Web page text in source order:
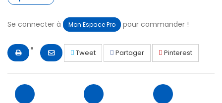
Se connecter à Mon Espace Pro pour commander !
Tweet Partager Pinterest